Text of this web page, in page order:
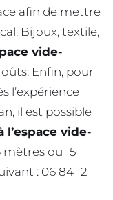
afin de mettre
Bijoux, textile,
vide-
Enfin, pour
l’expérience
il est possible
vide-
ou 15
: 06 84 12